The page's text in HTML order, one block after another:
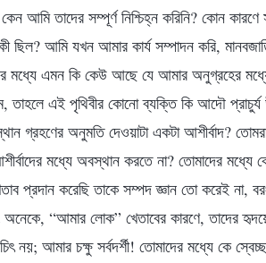
আমি তাদের সম্পূর্ণ নিশ্চিহ্ন করিনি? কোন কারণে
ছিল? আমি যখন আমার কার্য সম্পাদন করি,
মধ্যে এমন কি কেউ আছে যে আমার অনুগ্রহের
তাহলে এই পৃথিবীর কোনো ব্যক্তি কি আদৌ
গ্রহণের অনুমতি দেওয়াটা একটা আশীর্বাদ?
মধ্যে অবস্থান করতে না? তোমাদের
প্রদান করেছি তাকে সম্পদ জ্ঞান তো করেই না,
অনেকে, “আমার লোক” খেতাবের কারণে, তাদের
নয়; আমার চক্ষু সর্বদর্শী! তোমাদের মধ্যে কে